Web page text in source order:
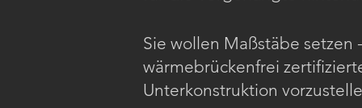
Sie wollen Maßstäbe setzen
wärmebrückenfrei
Unterkonstruktion